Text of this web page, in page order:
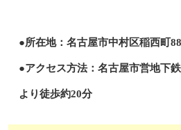
●所在地：名古屋市中村区稲西町88
●アクセス方法：名古屋市営地下
より徒歩約20分